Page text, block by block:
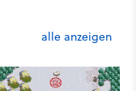
alle anzeigen